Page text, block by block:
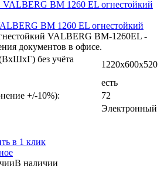
BM 1260 EL огнестойкий
VALBERG BM-1260EL -
документов в офисе.
без учёта
1220х600х520
есть
+/-10%):
72
Электронный
в 1 клик
В наличии